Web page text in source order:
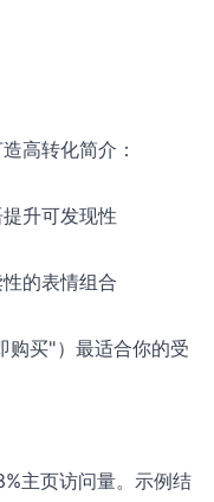
高转化简介：
升可发现性
的表情组合
购买"）最适合你的受
主页访问量。示例结